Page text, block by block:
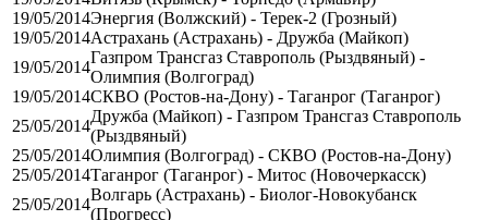
19/05/2014Энергия (Волжский) - Терек-2 (Грозный)
19/05/2014Астрахань (Астрахань) - Дружба (Майкоп)
19/05/2014
Газпром Трансгаз Ставрополь (Рыздвяный) -
Олимпия (Волгоград)
19/05/2014СКВО (Ростов-на-Дону) - Таганрог (Таганрог)
25/05/2014
Дружба (Майкоп) - Газпром Трансгаз Ставрополь
(Рыздвяный)
25/05/2014Олимпия (Волгоград) - СКВО (Ростов-на-Дону)
25/05/2014Таганрог (Таганрог) - Митос (Новочеркасск)
25/05/2014
Волгарь (Астрахань) - Биолог-Новокубанск
(Прогресс)